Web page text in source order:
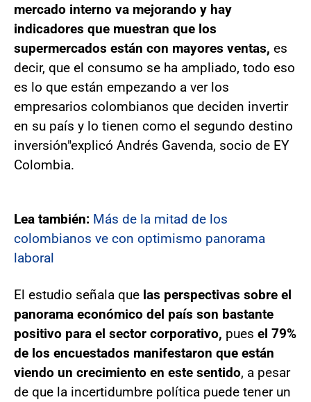
mercado interno va mejorando y hay
indicadores que muestran que los
supermercados están con mayores ventas, es
decir, que el consumo se ha ampliado, todo eso
es lo que están empezando a ver los
empresarios colombianos que deciden invertir
en su país y lo tienen como el segundo destino
inversión"explicó Andrés Gavenda, socio de EY
Colombia.
Lea también: Más de la mitad de los
colombianos ve con optimismo panorama
laboral
El estudio señala que las perspectivas sobre el
panorama económico del país son bastante
positivo para el sector corporativo, pues el 79%
de los encuestados manifestaron que están
viendo un crecimiento en este sentido, a pesar
de que la incertidumbre política puede tener un